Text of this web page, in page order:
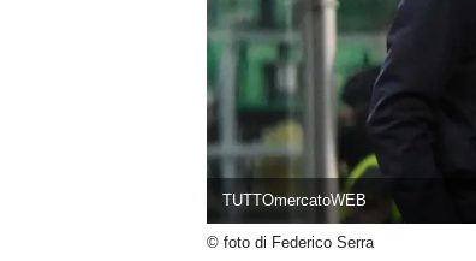
TUTTOmercatoWEB
© foto di Federico Serra